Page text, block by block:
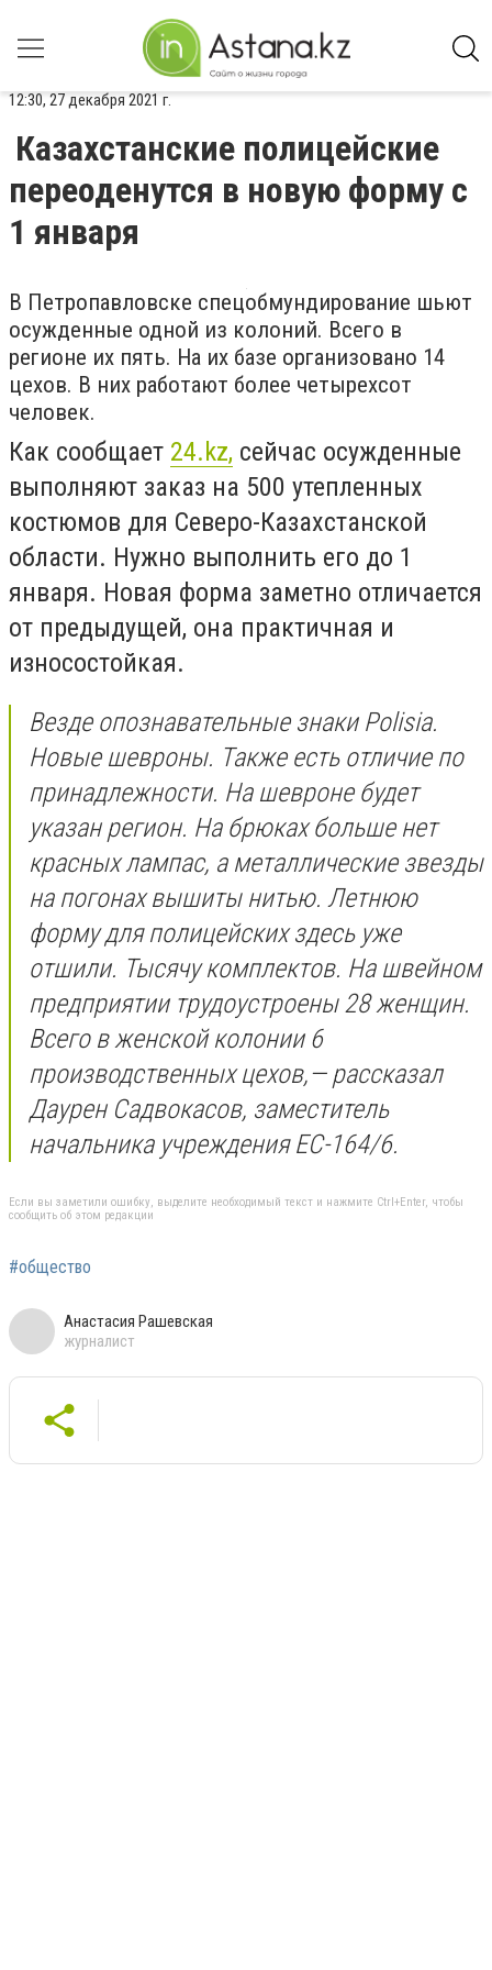
12:30, 27 декабря 2021 г.
Казахстанские полицейские
переоденутся в новую форму с
1 января
В Петропавловске спецобмундирование шьют
осужденные одной из колоний. Всего в
регионе их пять. На их базе организовано 14
цехов. В них работают более четырехсот
человек.
Как сообщает 24.kz, сейчас осужденные
выполняют заказ на 500 утепленных
костюмов для Северо-Казахстанской
области. Нужно выполнить его до 1
января. Новая форма заметно отличается
от предыдущей, она практичная и
износостойкая.
Везде опознавательные знаки Polisia.
Новые шевроны. Также есть отличие по
принадлежности. На шевроне будет
указан регион. На брюках больше нет
красных лампас, а металлические звезды
на погонах вышиты нитью. Летнюю
форму для полицейских здесь уже
отшили. Тысячу комплектов. На швейном
предприятии трудоустроены 28 женщин.
Всего в женской колонии 6
производственных цехов,— рассказал
Даурен Садвокасов, заместитель
начальника учреждения ЕС-164/6.
Если вы заметили ошибку, выделите необходимый текст и нажмите Ctrl+Enter, чтобы
сообщить об этом редакции
#общество
Анастасия Рашевская
журналист